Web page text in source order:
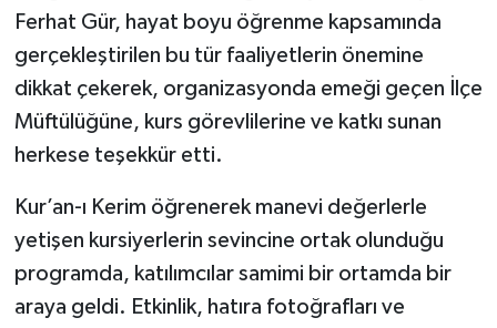
Ferhat Gür, hayat boyu öğrenme kapsamında
gerçekleştirilen bu tür faaliyetlerin önemine
dikkat çekerek, organizasyonda emeği geçen İlçe
Müftülüğüne, kurs görevlilerine ve katkı sunan
herkese teşekkür etti.
Kur’an-ı Kerim öğrenerek manevi değerlerle
yetişen kursiyerlerin sevincine ortak olunduğu
programda, katılımcılar samimi bir ortamda bir
araya geldi. Etkinlik, hatıra fotoğrafları ve